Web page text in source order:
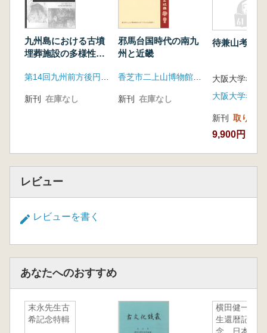
田中晋作 古墳時代における武器組成の変化に
ついて4 畿内における古墳時代前期後半の様
相2
神庭滋 葛城の一様相一屋敷山古墳の被葬者像
入江文敏 十善ノ森古墳の研究(1)
入倉徳裕 佐紀古墳群と平城京条坊地割は関連
宇野 槙彼 彩色絵画系装飾古墳の出現と展開
について 船・鳥・馬を中心に
勝部 昭 隠岐島の遺跡一遺跡調査から見た古
点
右島 和夫 観音山古墳とその周辺 上野地域
における6世紀後半の前方後円墳の集造背景
鏡を論ずる
植松勇介 再考 法陸寺献納宝物「伯牙弾琴
九州島における古墳
埋葬施設の多様性
う理解できるか
新刊 在庫なし
邪馬台国時代の南九
州と近畿
新刊 在庫なし
待兼山考古
大阪大学考古
新刊 取り寄せ
9,900円
レビュー
レビューを書く
あなたへのおすすめ
末永先生古
希記念特輯
横田健一先
生還暦記
念 日本史